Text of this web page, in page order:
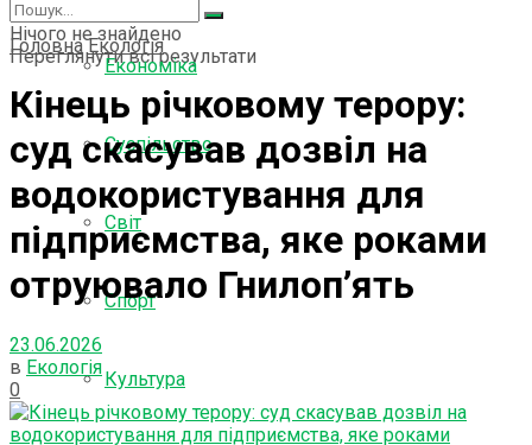
Нічого не знайдено
Переглянути всі результати
Економіка
Суспільство
Світ
Спорт
Культура
Головна Екологія
Кінець річковому терору:
суд скасував дозвіл на
водокористування для
підприємства, яке роками
отруювало Гнилоп’ять
23.06.2026
в Екологія
0